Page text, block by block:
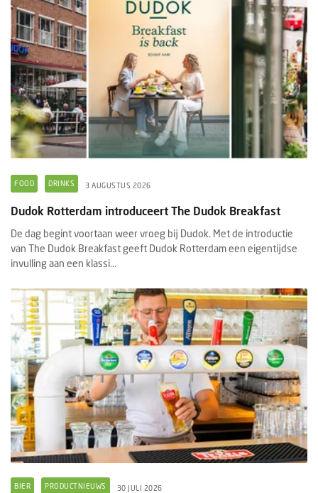
FOOD DRINKS 3 AUGUSTUS 2026
Dudok Rotterdam introduceert The Dudok Breakfast
De dag begint voortaan weer vroeg bij Dudok. Met de introductie
van The Dudok Breakfast geeft Dudok Rotterdam een eigentijdse
invulling aan een klassi...
BIER PRODUCTNIEUWS 30 JULI 2026